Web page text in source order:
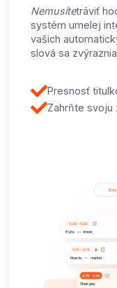
‍Nemusítetráviť
systém umelej
vašich
slová sa
Presnosť
Zahrňte svoju